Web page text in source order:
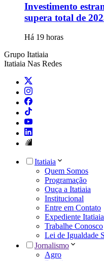
Investimento
supera total de
Há 19 horas
Grupo Itatiaia
Itatiaia Nas Redes
Itatiaia
Quem Somos
Programação
Ouça a Itatiaia
Institucional
Entre em Contato
Expediente Itatiaia
Trabalhe Conosco
Lei de Igualdade
Jornalismo
Agro